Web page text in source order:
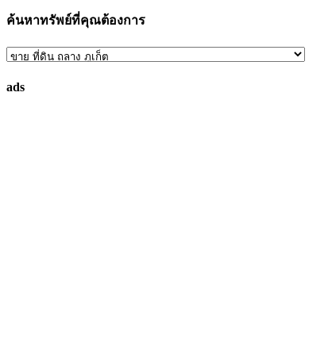
ค้นหาทรัพย์ที่คุณต้องการ
ค้นหา
ที่
ads